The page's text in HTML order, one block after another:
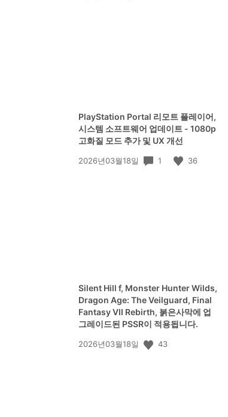
PlayStation Portal 리모트 플레이어,
시스템 소프트웨어 업데이트 - 1080p
고화질 모드 추가 및 UX 개선
공
2026년03월18일 1 36
Silent Hill f, Monster Hunter Wilds,
Dragon Age: The Veilguard, Final
Fantasy VII Rebirth, 붉은사막에 업
그레이드된 PSSR이 적용됩니다.
공
2026년03월18일 43